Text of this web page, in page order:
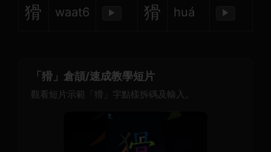
猾 waat6 ▶ 猾 huá ▶
「猾」倉頡/速成教學短片
觀看短片示範「猾」字點樣拆碼及輸入。